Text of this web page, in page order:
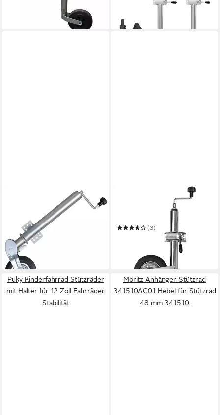
lieferbar in 2 Wochen
in 4-5 Werktagen bei dir
Anhänger 60 mm Schwerlast
Stützrad, klappbar
99,59 €
in 5-6 Werktagen bei dir
Anhänger-Stützrad Stützrad
für Anhänger Deichselrad
Klemmhalter bis 150 kg 48
(3)
36,34 €
in 2-3 Werktagen bei dir
Puky Kinderfahrrad Stützräder
mit Halter für 12 Zoll Fahrräder
Stabilität
Moritz Anhänger-Stützrad
341510AC01 Hebel für Stützrad
48 mm 341510